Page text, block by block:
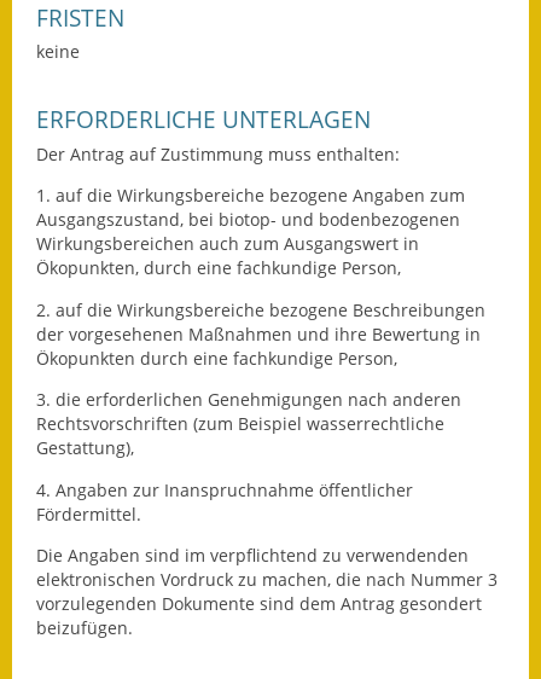
Eröffnungsbilanz
Getrennte
Abwassergebühr
Grundsteuerreform
Jahresabschlüsse
Wasserversorgung
Mitarbeiter
Notruftafel
Ortsrecht
FRISTEN
keine
ERFORDERLICHE UNTERLAGEN
Der Antrag auf Zustimmung muss enthalten:
1. auf die Wirkungsbereiche bezogene Angaben zum
Ausgangszustand, bei biotop- und bodenbezogenen
Wirkungsbereichen auch zum Ausgangswert in
Ökopunkten, durch eine fachkundige Person,
2. auf die Wirkungsbereiche bezogene Beschreibungen
der vorgesehenen Maßnahmen und ihre Bewertung in
Ökopunkten durch eine fachkundige Person,
3. die erforderlichen Genehmigungen nach anderen
Rechtsvorschriften (zum Beispiel wasserrechtliche
Gestattung),
4. Angaben zur Inanspruchnahme öffentlicher
Fördermittel.
Die Angaben sind im verpflichtend zu verwendenden
elektronischen Vordruck zu machen, die nach Nummer 3
vorzulegenden Dokumente sind dem Antrag gesondert
beizufügen.